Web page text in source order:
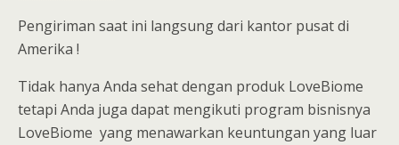
Pengiriman saat ini langsung dari kantor pusat di
Amerika !
Tidak hanya Anda sehat dengan produk LoveBiome
tetapi Anda juga dapat mengikuti program bisnisnya
LoveBiome yang menawarkan keuntungan yang luar